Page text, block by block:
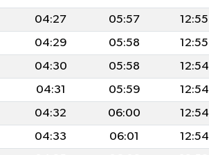
04:27 05:57 12:55
04:29 05:58 12:55
04:30 05:58 12:54
04:31 05:59 12:54
04:32 06:00 12:54
04:33 06:01 12:54